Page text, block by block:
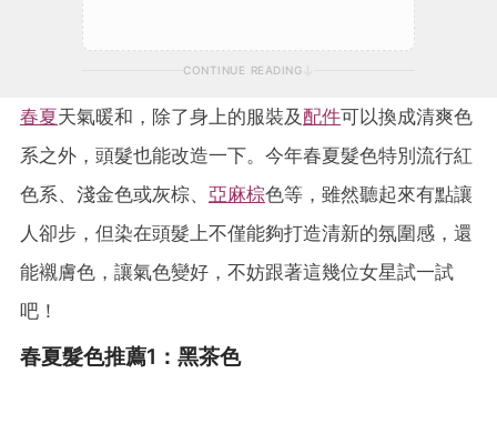
CONTINUE READING
春夏天氣暖和，除了身上的服裝及配件可以換成清爽色
系之外，頭髮也能改造一下。今年春夏髮色特別流行紅
色系、淺金色或灰棕、 亞麻棕色等，雖然聽起來有點讓
人卻步，但染在頭髮上不僅能夠打造清新的氛圍感，還
能襯膚色，讓氣色變好，不妨跟著這幾位女星試一試
吧！
春夏髮色推薦1：黑茶色